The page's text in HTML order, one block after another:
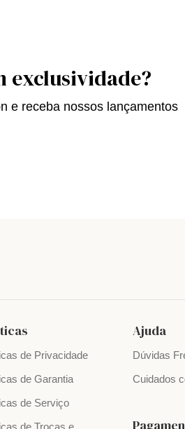
exclusividade?
e receba nossos lançamentos
de Privacidade
de Garantia
de Serviço
de Trocas e
Ajuda
Dúvidas
Cuidados